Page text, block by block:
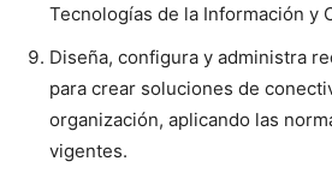
Tecnologías de la Información y
Diseña, configura y administra
para crear soluciones de
organización, aplicando las
vigentes.